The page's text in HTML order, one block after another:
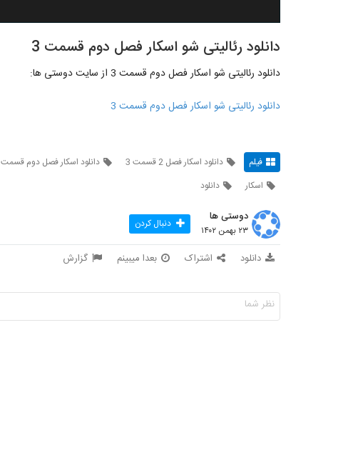
دانلود رئالیتی شو اسکار فصل دوم قسمت 3
دانلود رئالیتی شو اسکار فصل دوم قسمت 3 از سایت دوستی ها:
دانلود رئالیتی شو اسکار فصل دوم قسمت 3
فیلم دانلود اسکار فصل 2 قسمت 3 دانلود اسکار فصل دوم قسمت 3
اسکار
دانلود
دوستی ها
۲۳ بهمن ۱۴۰۲ دنبال کردن
دانلود اشتراک بعدا میبینم گزارش